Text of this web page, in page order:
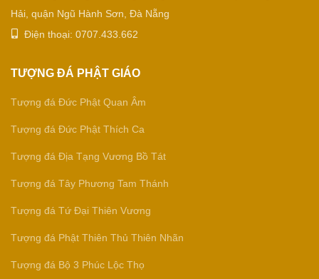
Hải, quận Ngũ Hành Sơn, Đà Nẵng
Điện thoại: 0707.433.662
TƯỢNG ĐÁ PHẬT GIÁO
Tượng đá Đức Phật Quan Âm
Tượng đá Đức Phật Thích Ca
Tượng đá Địa Tạng Vương Bồ Tát
Tượng đá Tây Phương Tam Thánh
Tượng đá Tứ Đại Thiên Vương
Tượng đá Phật Thiên Thủ Thiên Nhãn
Tượng đá Bộ 3 Phúc Lộc Thọ